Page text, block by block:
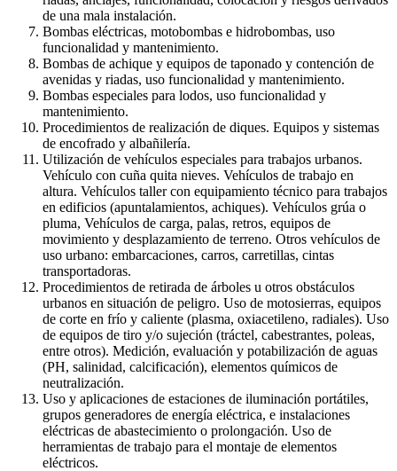
de una mala instalación.
Bombas eléctricas, motobombas e hidrobombas, uso
funcionalidad y mantenimiento.
Bombas de achique y equipos de taponado y contención de
avenidas y riadas, uso funcionalidad y mantenimiento.
Bombas especiales para lodos, uso funcionalidad y
mantenimiento.
Procedimientos de realización de diques. Equipos y sistemas
de encofrado y albañilería.
Utilización de vehículos especiales para trabajos urbanos.
Vehículo con cuña quita nieves. Vehículos de trabajo en
altura. Vehículos taller con equipamiento técnico para trabajos
en edificios (apuntalamientos, achiques). Vehículos grúa o
pluma, Vehículos de carga, palas, retros, equipos de
movimiento y desplazamiento de terreno. Otros vehículos de
uso urbano: embarcaciones, carros, carretillas, cintas
transportadoras.
Procedimientos de retirada de árboles u otros obstáculos
urbanos en situación de peligro. Uso de motosierras, equipos
de corte en frío y caliente (plasma, oxiacetileno, radiales). Uso
de equipos de tiro y/o sujeción (tráctel, cabestrantes, poleas,
entre otros). Medición, evaluación y potabilización de aguas
(PH, salinidad, calcificación), elementos químicos de
neutralización.
Uso y aplicaciones de estaciones de iluminación portátiles,
grupos generadores de energía eléctrica, e instalaciones
eléctricas de abastecimiento o prolongación. Uso de
herramientas de trabajo para el montaje de elementos
eléctricos.